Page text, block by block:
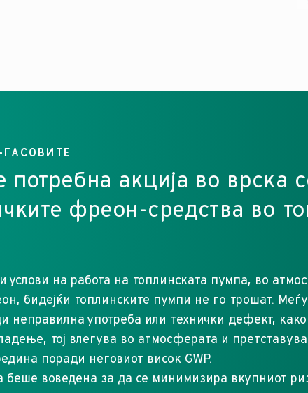
потребна акција во врска
фреон-средства во
услови на работа на топлинската пумпа, во
бидејќи топлинските пумпи не го трошат.
неправилна употреба или технички дефект,
тој влегува во атмосферата и
поради неговиот висок GWP.
беше воведена за да се минимизира вкупниот